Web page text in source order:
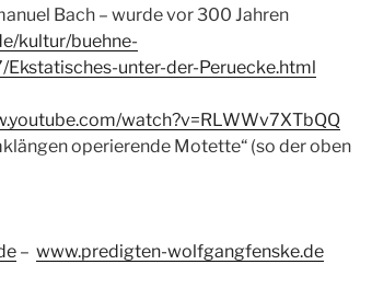
Bach – wurde vor 300 Jahren
kultur/buehne-
unter-der-Peruecke.html
watch?v=RLWWv7XTbQQ
operierende Motette“ (so der oben
– www.predigten-wolfgangfenske.de